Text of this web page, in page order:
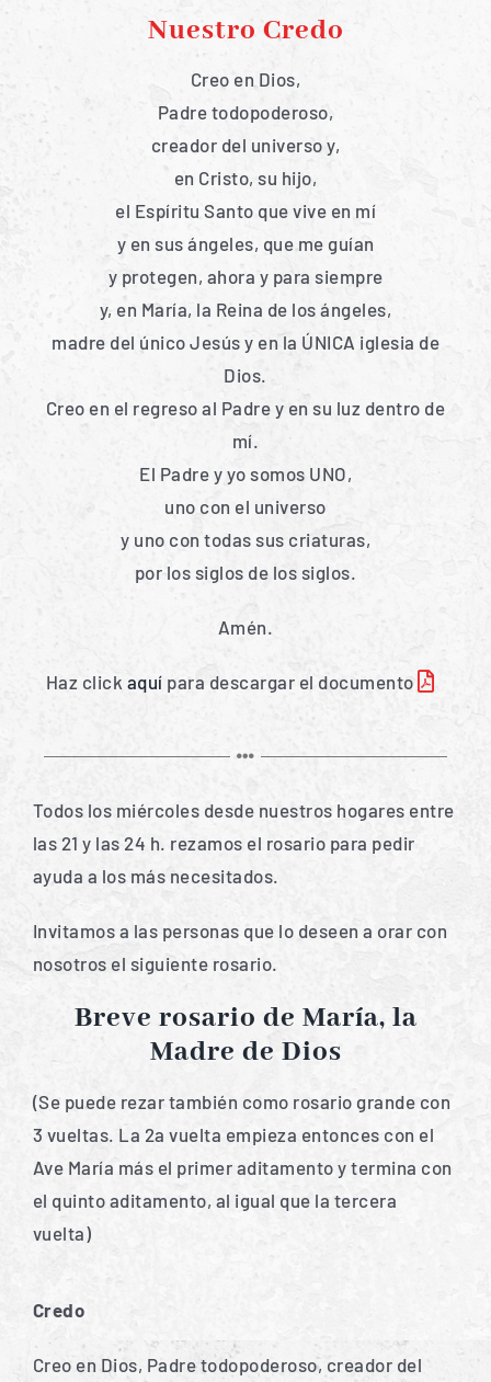
Nuestro Credo
Creo en Dios,
Padre todopoderoso,
creador del universo y,
en Cristo, su hijo,
el Espíritu Santo que vive en mí
y en sus ángeles, que me guían
y protegen, ahora y para siempre
y, en María, la Reina de los ángeles,
madre del único Jesús y en la ÚNICA iglesia de
Dios.
Creo en el regreso al Padre y en su luz dentro de
mí.
El Padre y yo somos UNO,
uno con el universo
y uno con todas sus criaturas,
por los siglos de los siglos.
Amén.
Haz click aquí para descargar el documento
Todos los miércoles desde nuestros hogares entre
las 21 y las 24 h. rezamos el rosario para pedir
ayuda a los más necesitados.
Invitamos a las personas que lo deseen a orar con
nosotros el siguiente rosario.
Breve rosario de María, la
Madre de Dios
(Se puede rezar también como rosario grande con
3 vueltas. La 2a vuelta empieza entonces con el
Ave María más el primer aditamento y termina con
el quinto aditamento, al igual que la tercera
vuelta)
Credo
Creo en Dios, Padre todopoderoso, creador del